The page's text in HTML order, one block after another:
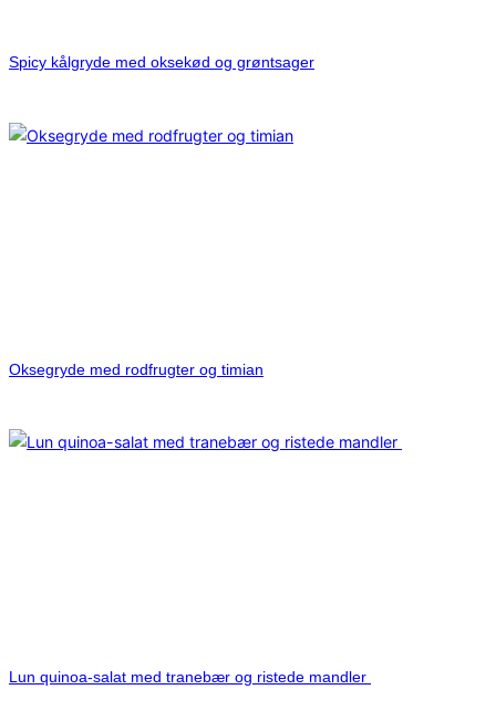
Spicy kålgryde med oksekød og grøntsager
Oksegryde med rodfrugter og timian
Lun quinoa-salat med tranebær og ristede mandler